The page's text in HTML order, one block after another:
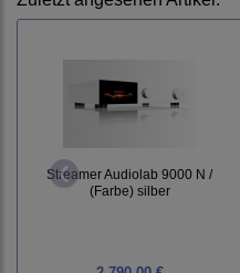
Streamer Audiolab 9000 N /
(Farbe) silber